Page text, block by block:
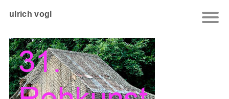
ulrich vogl